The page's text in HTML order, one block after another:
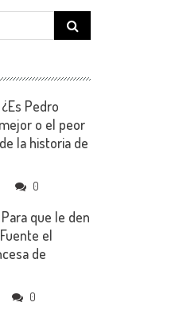
Search
for:
¿Es Pedro
o el peor
la historia de
0
Para que le den
el
de
0